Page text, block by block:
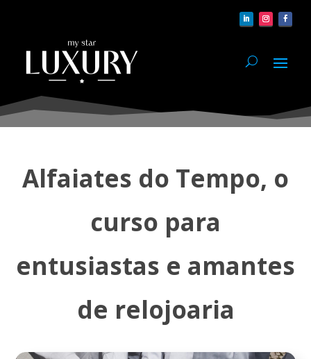
Alfaiates do Tempo, o
curso para
entusiastas e amantes
de relojoaria